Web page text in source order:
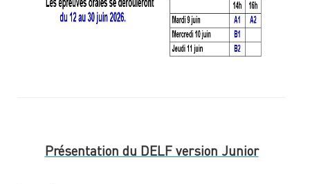
Présentation du DELF version Junior